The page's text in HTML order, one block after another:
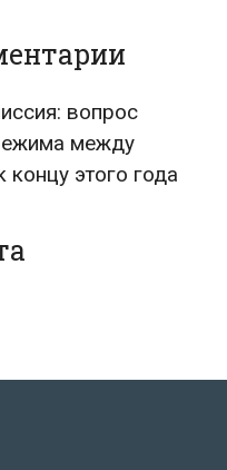
вопрос
между
этого года